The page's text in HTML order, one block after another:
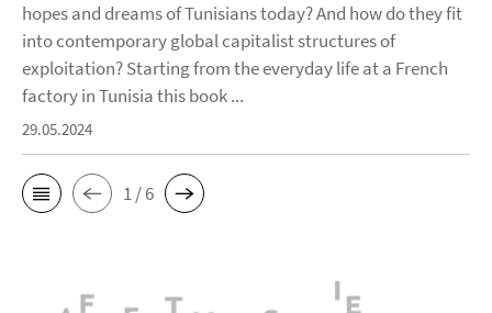
hopes and dreams of Tunisians today? And how do they fit
into contemporary global capitalist structures of
exploitation? Starting from the everyday life at a French
factory in Tunisia this book ...
29.05.2024
1 / 6